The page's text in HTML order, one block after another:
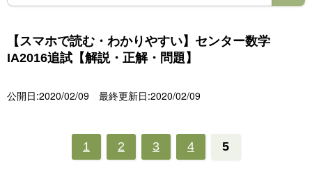
【スマホで読む・わかりやすい】センター数学
IA2016追試【解説・正解・問題】
公開日:2020/02/09 最終更新日:2020/02/09
1 2 3 4 5